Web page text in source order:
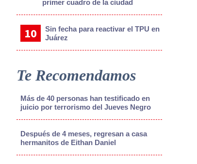
primer cuadro de la ciudad
Sin fecha para reactivar el TPU en
Juárez
Te Recomendamos
Más de 40 personas han testificado en
juicio por terrorismo del Jueves Negro
Después de 4 meses, regresan a casa
hermanitos de Eithan Daniel